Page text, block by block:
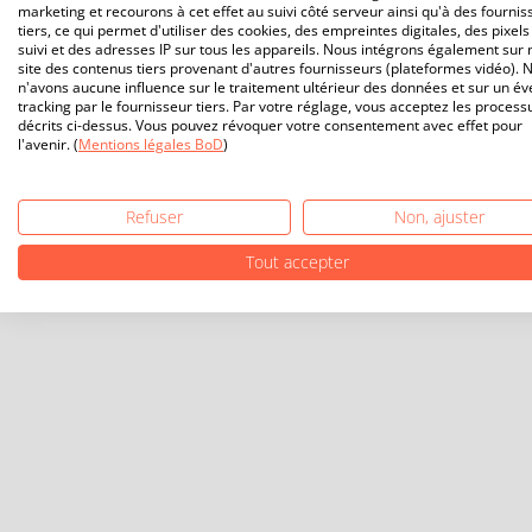
marketing et recourons à cet effet au suivi côté serveur ainsi qu'à des
tiers, ce qui permet d'utiliser des cookies, des empreintes digitales, des
suivi et des adresses IP sur tous les appareils. Nous intégrons également sur
site des contenus tiers provenant d'autres fournisseurs (plateformes vidéo).
n'avons aucune influence sur le traitement ultérieur des données et sur un
tracking par le fournisseur tiers. Par votre réglage, vous acceptez les
décrits ci-dessus. Vous pouvez révoquer votre consentement avec effet pour
l'avenir. (Mentions légales BoD)
Refuser
Non, ajuster
Tout accepter